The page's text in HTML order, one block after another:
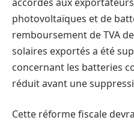
photovoltaïques et de
remboursement de TVA
solaires exportés a été
concernant les batteries
réduit avant une
Cette réforme fiscale